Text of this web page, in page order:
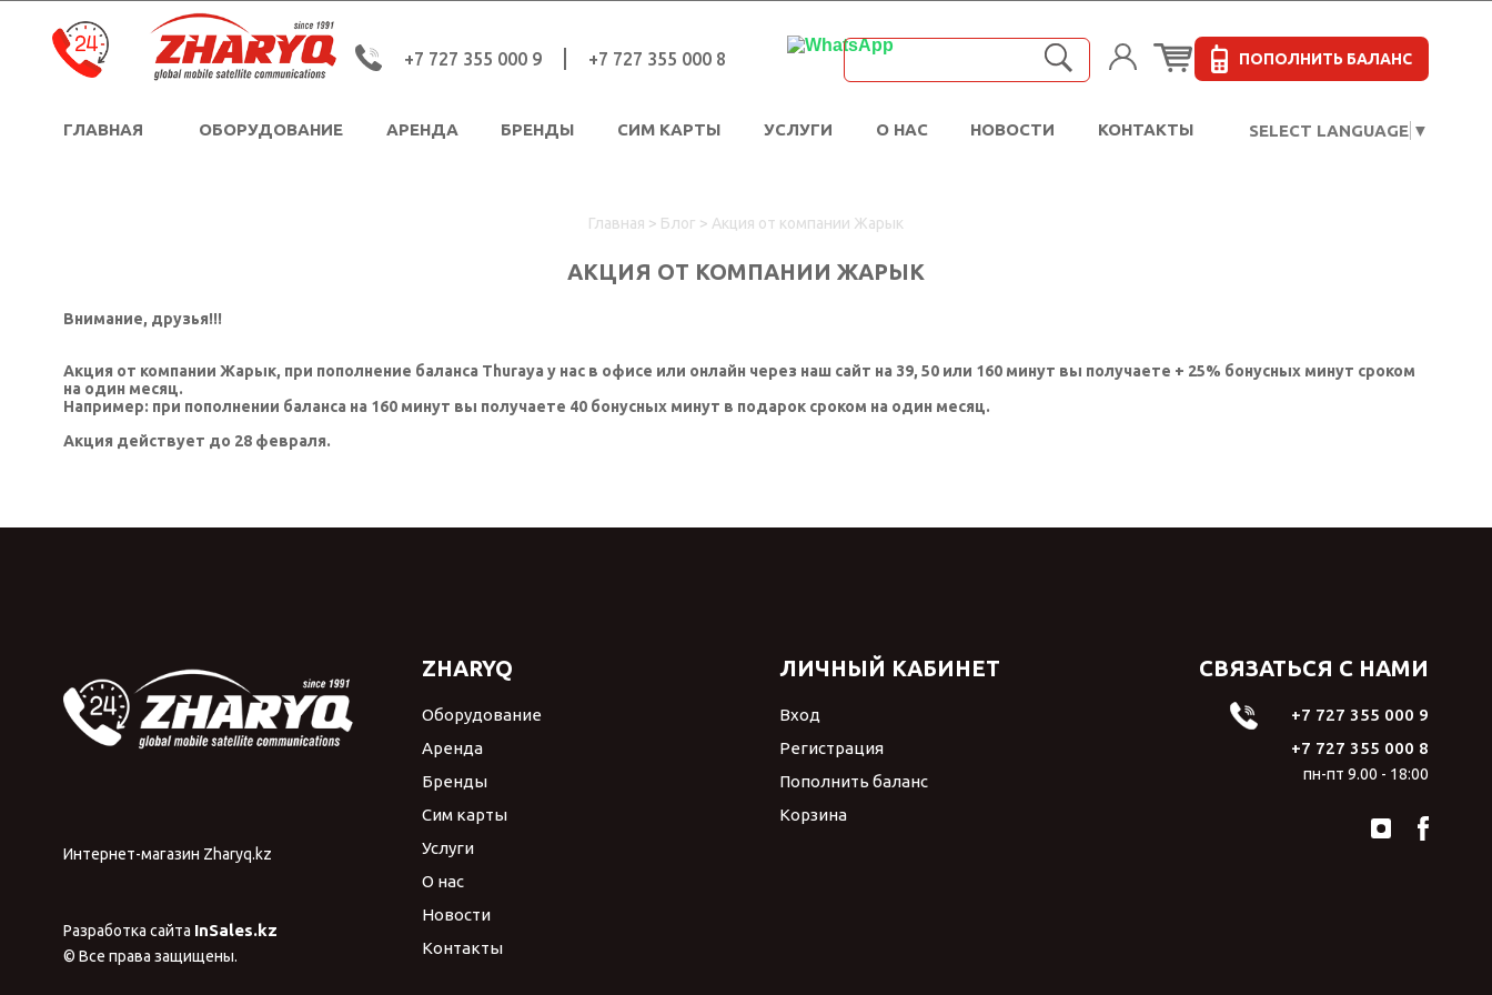
+7 727 355 000 9 +7 727 355 000 8 ПОПОЛНИТЬ БАЛАНС
ГЛАВНАЯ ОБОРУДОВАНИЕ АРЕНДА БРЕНДЫ СИМ КАРТЫ УСЛУГИ О НАС НОВОСТИ КОНТАКТЫ SELECT LANGUAGE ▼
Главная > Блог > Акция от компании Жарык
АКЦИЯ ОТ КОМПАНИИ ЖАРЫК
Внимание, друзья!!!
Акция от компании Жарык, при пополнение баланса Thuraya у нас в офисе или онлайн через наш сайт на 39, 50 или 160 минут вы получаете + 25% бонусных минут сроком
на один месяц.
Например: при пополнении баланса на 160 минут вы получаете 40 бонусных минут в подарок сроком на один месяц.
Акция действует до 28 февраля.
Интернет-магазин Zharyq.kz
Разработка сайта InSales.kz
© Все права защищены.
ZHARYQ
Оборудование
Аренда
Бренды
Сим карты
Услуги
О нас
Новости
Контакты
ЛИЧНЫЙ КАБИНЕТ
Вход
Регистрация
Пополнить баланс
Корзина
СВЯЗАТЬСЯ С НАМИ
+7 727 355 000 9
+7 727 355 000 8
пн-пт 9.00 - 18:00